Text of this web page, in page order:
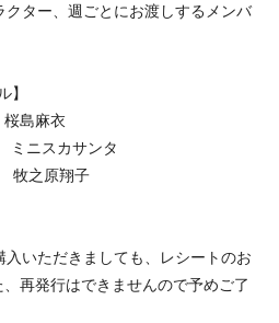
ター、週ごとにお渡しするメンバ
】
島麻衣
ニスカサンタ
牧之原翔子
いただきましても、レシートのお
再発行はできませんので予めご了